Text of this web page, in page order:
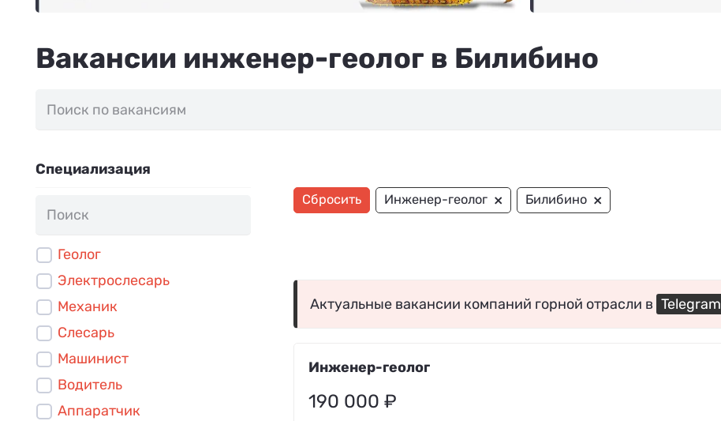
Вакансии инженер-геолог в Билибино
Специализация
Геолог
Электрослесарь
Механик
Слесарь
Машинист
Водитель
Аппаратчик
Сбросить Инженер-геолог × Билибино ×
Актуальные вакансии компаний горной отрасли в Telegram
Инженер-геолог
190 000 ₽